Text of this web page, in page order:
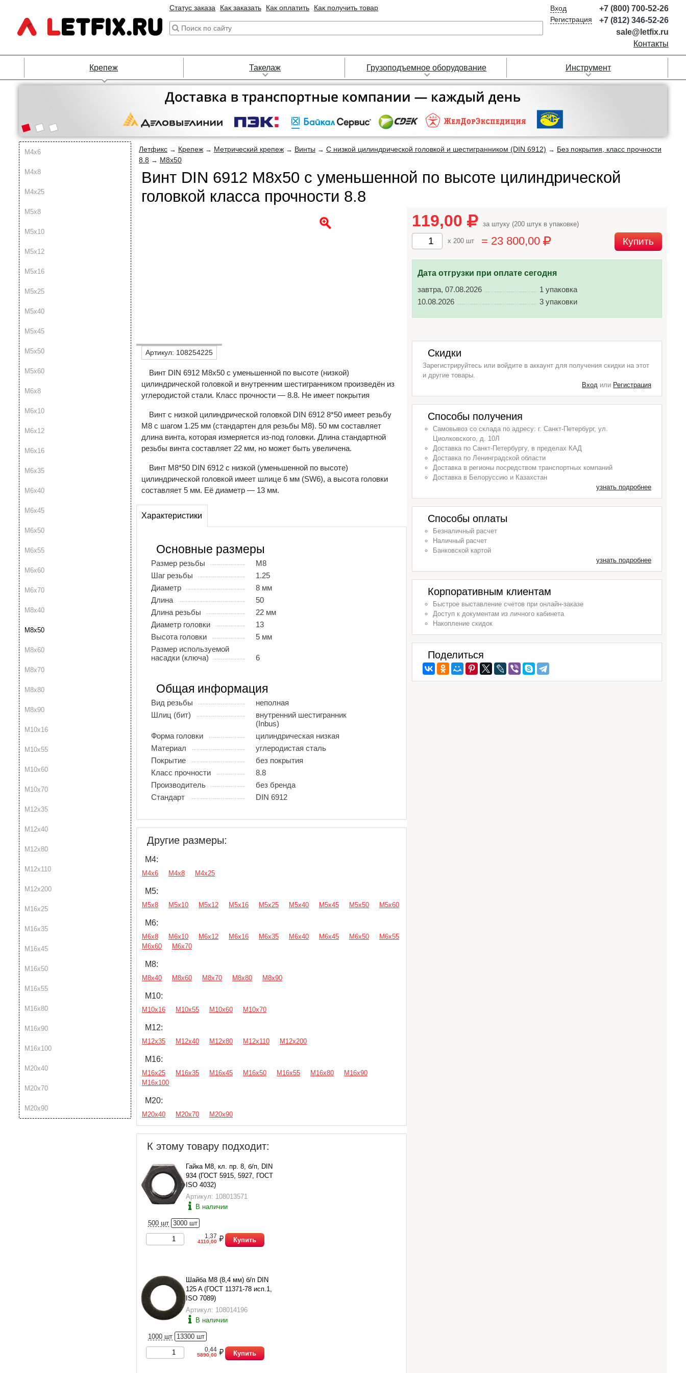
Статус заказа Как заказать Как оплатить Как получить товар
Вход
Регистрация
+7 (800) 700-52-26
+7 (812) 346-52-26
sale@letfix.ru
Контакты
Крепеж Такелаж Грузоподъемное оборудование Инструмент
М4х6
М4х8
М4х25
М5х8
М5х10
М5х12
М5х16
М5х25
М5х40
М5х45
М5х50
М5х60
М6х8
М6х10
М6х12
М6х16
М6х35
М6х40
М6х45
М6х50
М6х55
М6х60
М6х70
М8х40
М8х50
М8х60
М8х70
М8х80
М8х90
М10х16
М10х55
М10х60
М10х70
М12х35
М12х40
М12х80
М12х110
М12х200
М16х25
М16х35
М16х45
М16х50
М16х55
М16х80
М16х90
М16х100
М20х40
М20х70
М20х90
Летфикс → Крепеж → Метрический крепеж → Винты → С низкой цилиндрической головкой и шестигранником (DIN 6912) → Без покрытия, класс прочности
8.8 → М8х50
Винт DIN 6912 М8х50 с уменьшенной по высоте цилиндрической
головкой класса прочности 8.8
Артикул: 108254225
Винт DIN 6912 М8х50 с уменьшенной по высоте (низкой)
цилиндрической головкой и внутренним шестигранником произведён из
углеродистой стали. Класс прочности — 8.8. Не имеет покрытия
Винт с низкой цилиндрической головкой DIN 6912 8*50 имеет резьбу
М8 с шагом 1.25 мм (стандартен для резьбы М8). 50 мм составляет
длина винта, которая измеряется из-под головки. Длина стандартной
резьбы винта составляет 22 мм, но может быть увеличена.
Винт М8*50 DIN 6912 с низкой (уменьшенной по высоте)
цилиндрической головкой имеет шлице 6 мм (SW6), а высота головки
составляет 5 мм. Её диаметр — 13 мм.
Характеристики
Основные размеры
Размер резьбы
М8
Шаг резьбы
1.25
Диаметр
8 мм
Длина
50
Длина резьбы
22 мм
Диаметр головки
13
Высота головки
5 мм
Размер используемой
насадки (ключа)
6
Общая информация
Вид резьбы
неполная
Шлиц (бит)
внутренний шестигранник
(Inbus)
Форма головки
цилиндрическая низкая
Материал
углеродистая сталь
Покрытие
без покрытия
Класс прочности
8.8
Производитель
без бренда
Стандарт
DIN 6912
Другие размеры:
М4:
М4х6 М4х8 М4х25
М5:
М5х8 М5х10 М5х12 М5х16 М5х25 М5х40 М5х45 М5х50 М5х60
М6:
М6х8 М6х10 М6х12 М6х16 М6х35 М6х40 М6х45 М6х50
М6х55
М6х60
М6х70
М8:
М8х40 М8х60 М8х70 М8х80 М8х90
М10:
М10х16 М10х55 М10х60 М10х70
М12:
М12х35 М12х40 М12х80 М12х110 М12х200
М16:
М16х25 М16х35 М16х45 М16х50 М16х55 М16х80
М16х90
М16х100
М20:
М20х40 М20х70 М20х90
К этому товару подходит:
Гайка М8, кл. пр. 8, б/п, DIN
934 (ГОСТ 5915, 5927, ГОСТ
ISO 4032)
Артикул: 108013571
В наличии
500 шт 3000 шт
1,37
4110,00 Купить
Шайба М8 (8,4 мм) б/п DIN
125 A (ГОСТ 11371-78 исп.1,
ISO 7089)
Артикул: 108014196
В наличии
1000 шт 13300 шт
0,44
5890,00 Купить
119,00 за штуку (200 штук в упаковке)
x 200 шт = 23 800,00 Купить
Дата отгрузки при оплате сегодня
завтра, 07.08.2026
1 упаковка
10.08.2026
3 упаковки
Скидки
Зарегистрируйтесь или войдите в аккаунт для получения скидки на этот
и другие товары.
Вход или Регистрация
Способы получения
Самовывоз со склада по адресу: г. Санкт-Петербург, ул.
Циолковского, д. 10Л
Доставка по Санкт-Петербургу, в пределах КАД
Доставка по Ленинградской области
Доставка в регионы посредством транспортных компаний
Доставка в Белоруссию и Казахстан
узнать подробнее
Способы оплаты
Безналичный расчет
Наличный расчет
Банковской картой
узнать подробнее
Корпоративным клиентам
Быстрое выставление счетов при онлайн-заказе
Доступ к документам из личного кабинета
Накопление скидок
Поделиться